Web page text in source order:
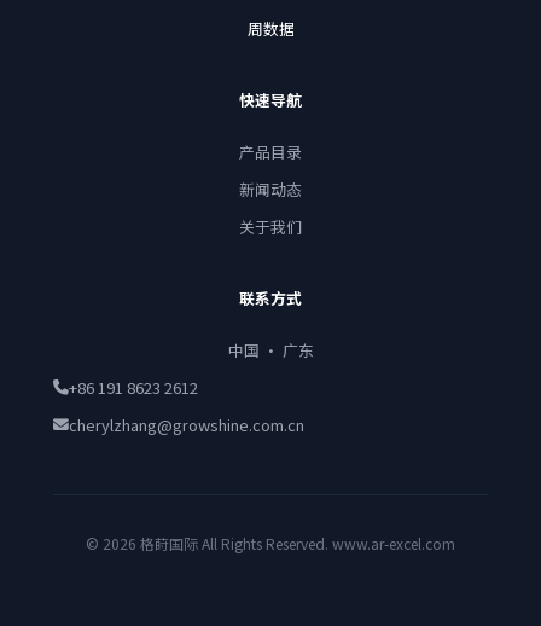
周数据
快速导航
产品目录
新闻动态
关于我们
联系方式
中国 · 广东
+86 191 8623 2612
cherylzhang@growshine.com.cn
© 2026 格莳国际 All Rights Reserved. www.ar-excel.com